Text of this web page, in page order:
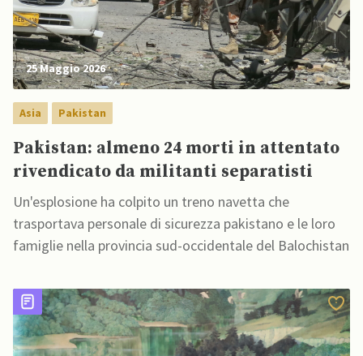
25 Maggio 2026
Asia Pakistan
Pakistan: almeno 24 morti in attentato
rivendicato da militanti separatisti
Un'esplosione ha colpito un treno navetta che
trasportava personale di sicurezza pakistano e le loro
famiglie nella provincia sud-occidentale del Balochistan